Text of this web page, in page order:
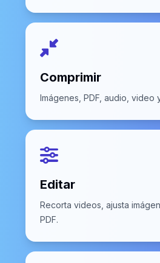
Comprimir
Imágenes, PDF, audio, video
Editar
Recorta videos, ajusta
PDF.